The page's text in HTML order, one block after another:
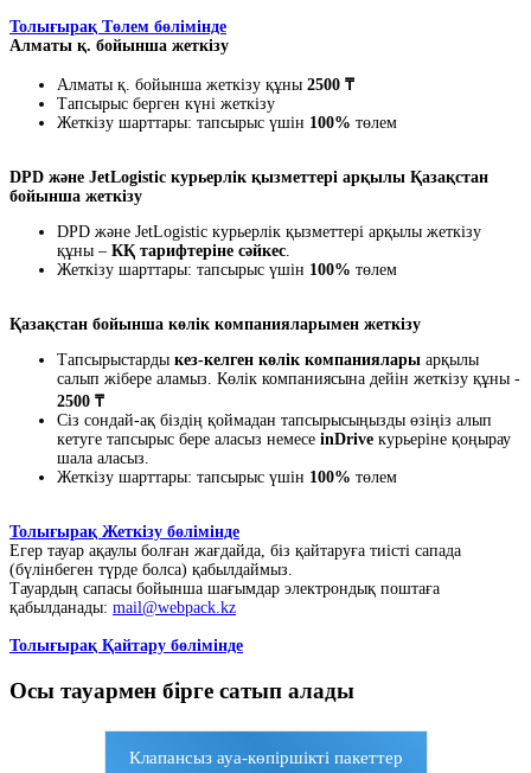
Толығырақ Төлем бөлімінде
Алматы қ. бойынша жеткізу
Алматы қ. бойынша жеткізу құны 2500 ₸
Тапсырыс берген күні жеткізу
Жеткізу шарттары: тапсырыс үшін 100% төлем
DPD және JetLogistic курьерлік қызметтері арқылы Қазақстан
бойынша жеткізу
DPD және JetLogistic курьерлік қызметтері арқылы жеткізу
құны – КҚ тарифтеріне сәйкес.
Жеткізу шарттары: тапсырыс үшін 100% төлем
Қазақстан бойынша көлік компанияларымен жеткізу
Тапсырыстарды кез-келген көлік компаниялары арқылы
салып жібере аламыз. Көлік компаниясына дейін жеткізу құны -
2500 ₸
Сіз сондай-ақ біздің қоймадан тапсырысыңызды өзіңіз алып
кетуге тапсырыс бере аласыз немесе inDrive курьеріне қоңырау
шала аласыз.
Жеткізу шарттары: тапсырыс үшін 100% төлем
Толығырақ Жеткізу бөлімінде
Егер тауар ақаулы болған жағдайда, біз қайтаруға тиісті сапада
(бүлінбеген түрде болса) қабылдаймыз.
Тауардың сапасы бойынша шағымдар электрондық поштаға
қабылданады: mail@webpack.kz
Толығырақ Қайтару бөлімінде
Осы тауармен бірге сатып алады
Клапансыз ауа-көпіршікті пакеттер